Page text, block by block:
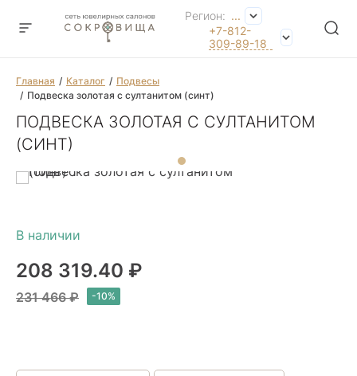
Регион: ...
+7-812-
309-89-18
Главная Каталог
Подвесы
Подвеска золотая с султанитом (синт)
ПОДВЕСКА ЗОЛОТАЯ С СУЛТАНИТОМ
(СИНТ)
208 319.40 ₽
231 466 ₽